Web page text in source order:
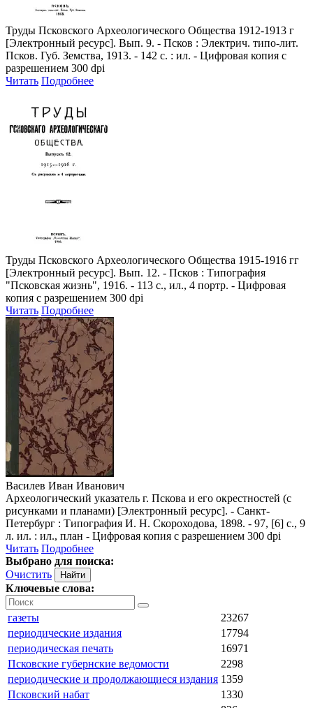
Труды Псковского Археологического Общества 1912-1913 г
[Электронный ресурс]. Вып. 9. - Псков : Электрич. типо-лит.
Псков. Губ. Земства, 1913. - 142 с. : ил. - Цифровая копия с
разрешением 300 dpi
Читать Подробнее
Труды Псковского Археологического Общества 1915-1916 гг
[Электронный ресурс]. Вып. 12. - Псков : Типография
"Псковская жизнь", 1916. - 113 с., ил., 4 портр. - Цифровая
копия с разрешением 300 dpi
Читать Подробнее
Василев Иван Иванович
Археологический указатель г. Пскова и его окрестностей (с
рисунками и планами) [Электронный ресурс]. - Санкт-
Петербург : Типография И. Н. Скороходова, 1898. - 97, [6] с., 9
л. ил. : ил., план - Цифровая копия с разрешением 300 dpi
Читать Подробнее
Выбрано для поиска:
Очистить
Ключевые слова:
газеты
23267
периодические издания
17794
периодическая печать
16971
Псковские губернские ведомости
2298
периодические и продолжающиеся издания 1359
Псковский набат
1330